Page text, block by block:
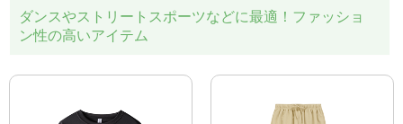
ダンスやストリートスポーツなどに最適！ファッショ
ン性の高いアイテム